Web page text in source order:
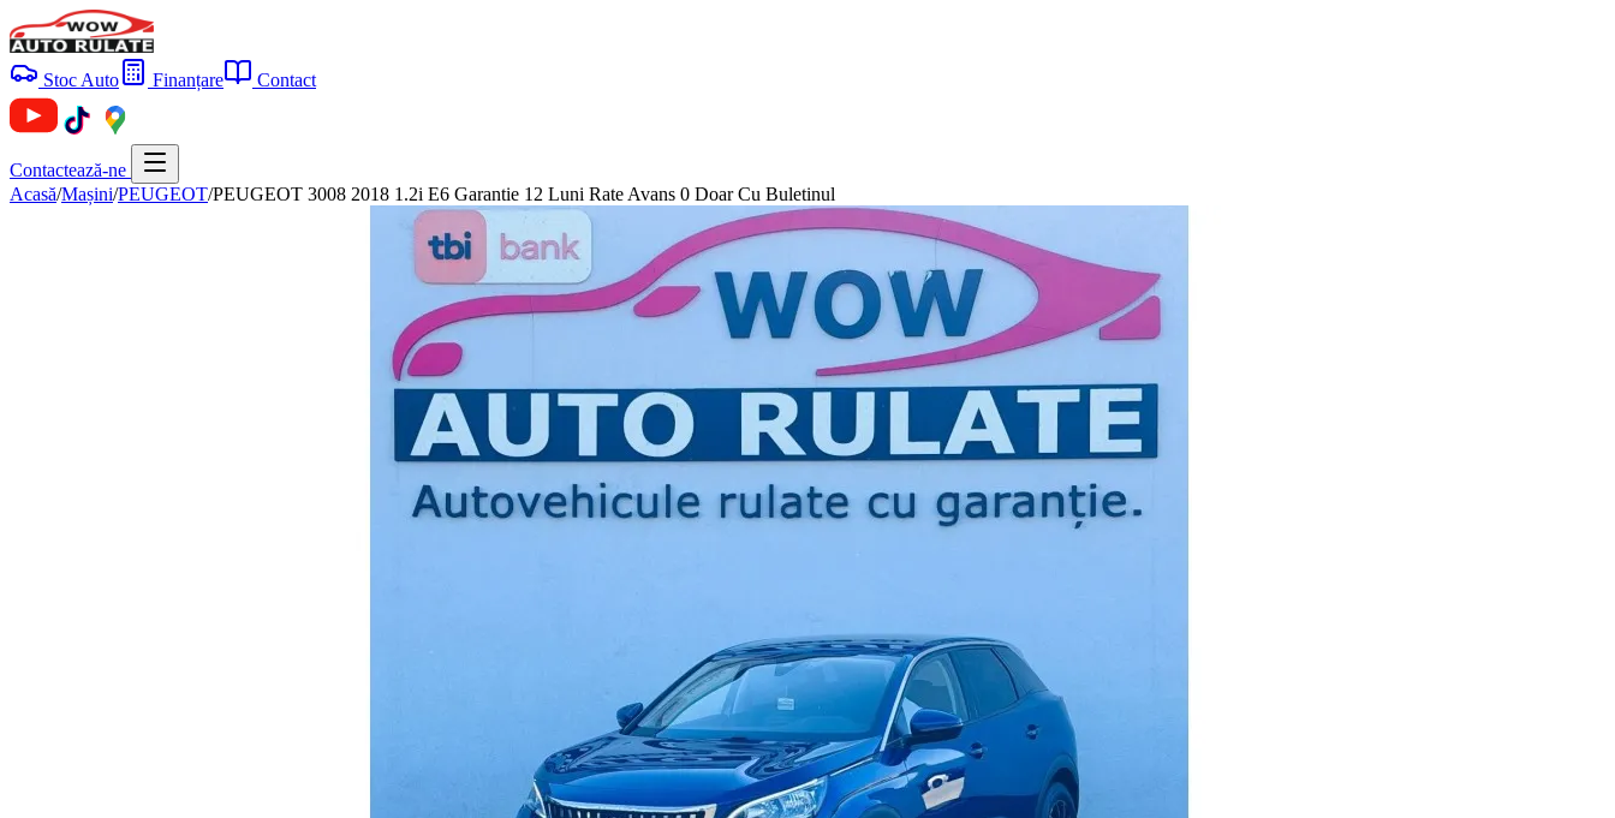
Stoc Auto Finanțare Contact
Contactează-ne
Acasă/Mașini/PEUGEOT/PEUGEOT 3008 2018 1.2i E6 Garantie 12 Luni Rate Avans 0 Doar Cu Buletinul